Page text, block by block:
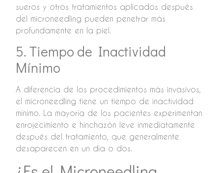
sueros y otros tratamientos aplicados después
del microneedling pueden penetrar más
profundamente en la piel.
5. Tiempo de Inactividad
Mínimo
A diferencia de los procedimientos más invasivos,
el microneedling tiene un tiempo de inactividad
mínimo. La mayoría de los pacientes experimentan
enrojecimiento e hinchazón leve inmediatamente
después del tratamiento, que generalmente
desaparecen en un día o dos.